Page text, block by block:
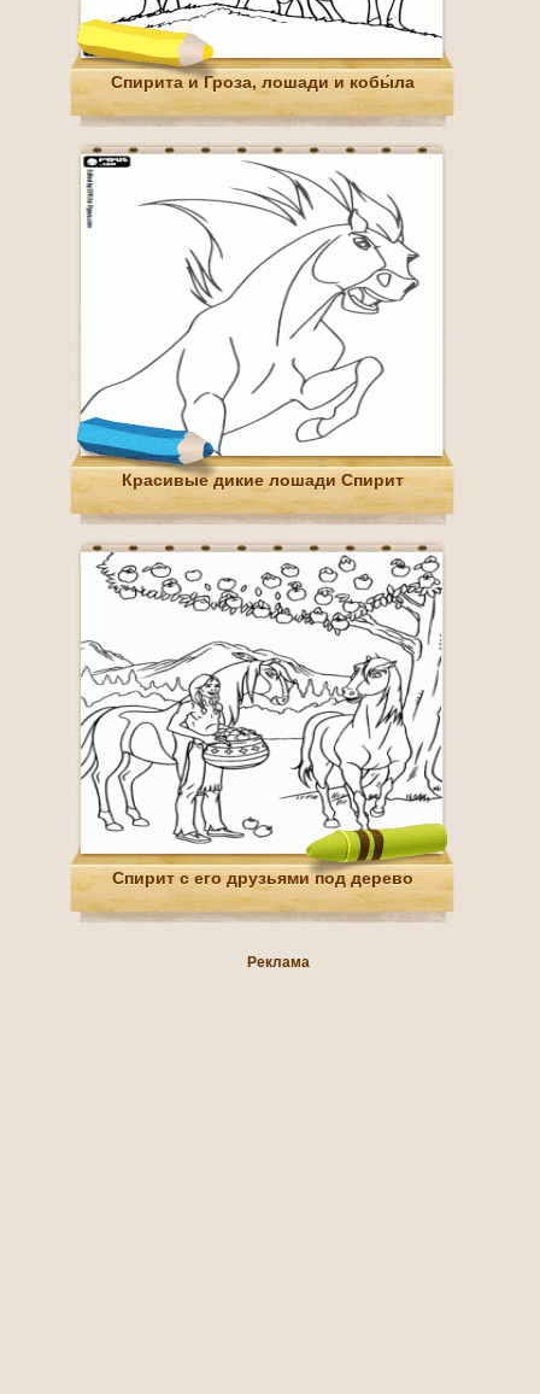
Спирита и Гроза, лошади и кобы́ла
Красивые дикие лошади Спирит
Спирит с его друзьями под дерево
Реклама